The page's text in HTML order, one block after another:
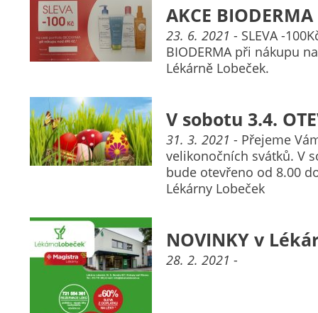
AKCE BIODERMA
23. 6. 2021 - SLEVA -
BIODERMA při nákupu
Lékárně Lobeček.
V sobotu 3.4.
31. 3. 2021 - Přejeme
velikonočních svátků. V
bude otevřeno od 8.00
Lékárny Lobeček
NOVINKY v
28. 2. 2021 -